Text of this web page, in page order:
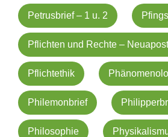
Petrusbrief – 1 u. 2
Pflichten und Rechte –
Pflichtethik
Philemonbrief
Philosophie